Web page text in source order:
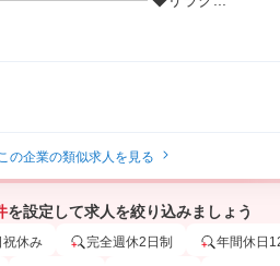
の企業の類似求人を見る
を設定して求人を絞り込みましょう
祝休み 完全週休2日制 年間休日